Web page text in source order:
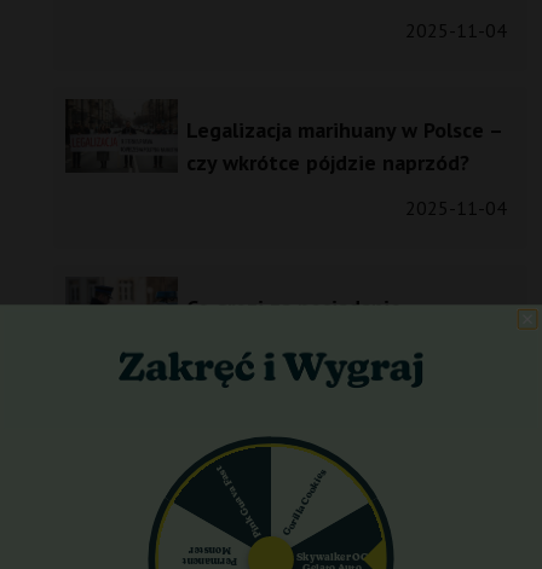
2025-11-04
Legalizacja marihuany w Polsce –
czy wkrótce pójdzie naprzód?
2025-11-04
Co grozi za posiadanie
2025-11-04
Czy w Czechach jest legalizacja
marihuany?Gorilla Cookies
Skywalker OG
Permanent
Monster
Pink Guava Fast